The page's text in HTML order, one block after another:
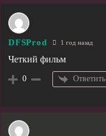
DFSProd 1 год назад
Четкий фильм
0 Ответить